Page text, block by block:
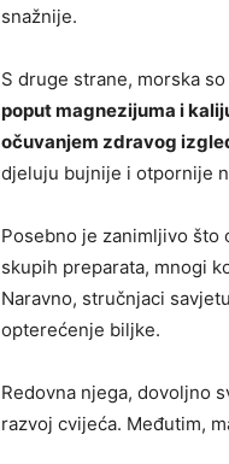
snažnije.
S druge strane, morska
poput magnezijuma i
očuvanjem zdravog
djeluju bujnije i otpornije
Posebno je zanimljivo što
skupih preparata, mnogi
Naravno, stručnjaci
opterećenje biljke.
Redovna njega, dovoljno
razvoj cvijeća. Međutim,